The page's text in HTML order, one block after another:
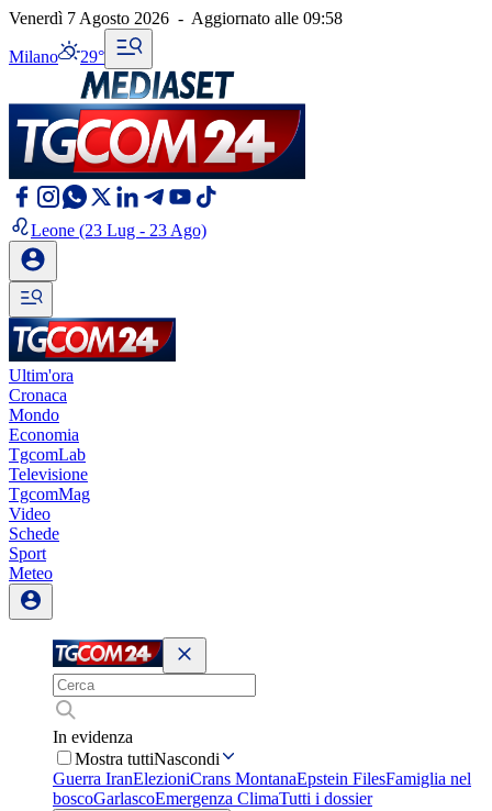
Venerdì 7 Agosto 2026 - Aggiornato alle 09:58
Milano 29°
Leone (23 Lug - 23 Ago)
Ultim'ora
Cronaca
Mondo
Economia
TgcomLab
Televisione
TgcomMag
Video
Schede
Sport
Meteo
In evidenza
Mostra tuttiNascondi
Guerra IranElezioniCrans MontanaEpstein FilesFamiglia nel
boscoGarlascoEmergenza ClimaTutti i dossier